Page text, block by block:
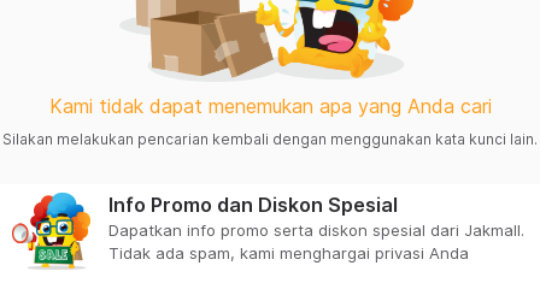
Kami tidak dapat menemukan apa yang Anda cari
Silakan melakukan pencarian kembali dengan menggunakan kata kunci lain.
Info Promo dan Diskon Spesial
Dapatkan info promo serta diskon spesial dari Jakmall.
Tidak ada spam, kami menghargai privasi Anda